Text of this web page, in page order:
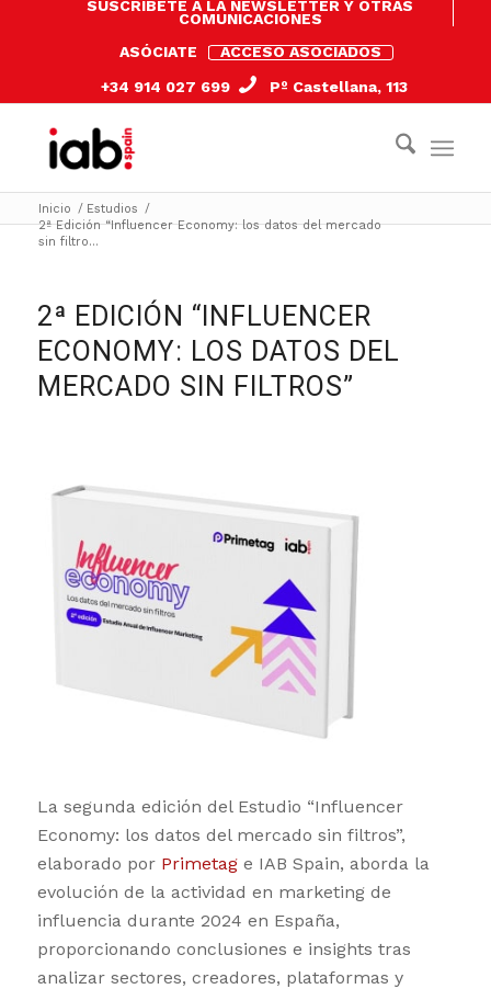
SUSCRÍBETE A LA NEWSLETTER Y OTRAS
COMUNICACIONES
ASÓCIATE
ACCESO ASOCIADOS
+34 914 027 699
Pº Castellana, 113
Inicio / Estudios /
2ª Edición “Influencer Economy: los datos del mercado
sin filtro...
2ª EDICIÓN “INFLUENCER
ECONOMY: LOS DATOS DEL
MERCADO SIN FILTROS”
La segunda edición del Estudio “Influencer
Economy: los datos del mercado sin filtros”,
elaborado por Primetage IAB Spain, aborda la
evolución de la actividad en marketing de
influencia durante 2024 en España,
proporcionando conclusiones e insights tras
analizar sectores, creadores, plataformas y